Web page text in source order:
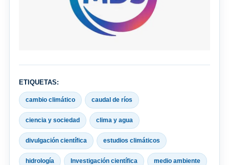
ETIQUETAS:
cambio climático caudal de ríos
ciencia y sociedad clima y agua
divulgación científica estudios climáticos
hidrología Investigación científica medio ambiente